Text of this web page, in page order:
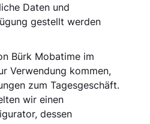
Daten und
gestellt werden
Bürk Mobatime im
Verwendung kommen,
zum Tagesgeschäft.
wir einen
dessen